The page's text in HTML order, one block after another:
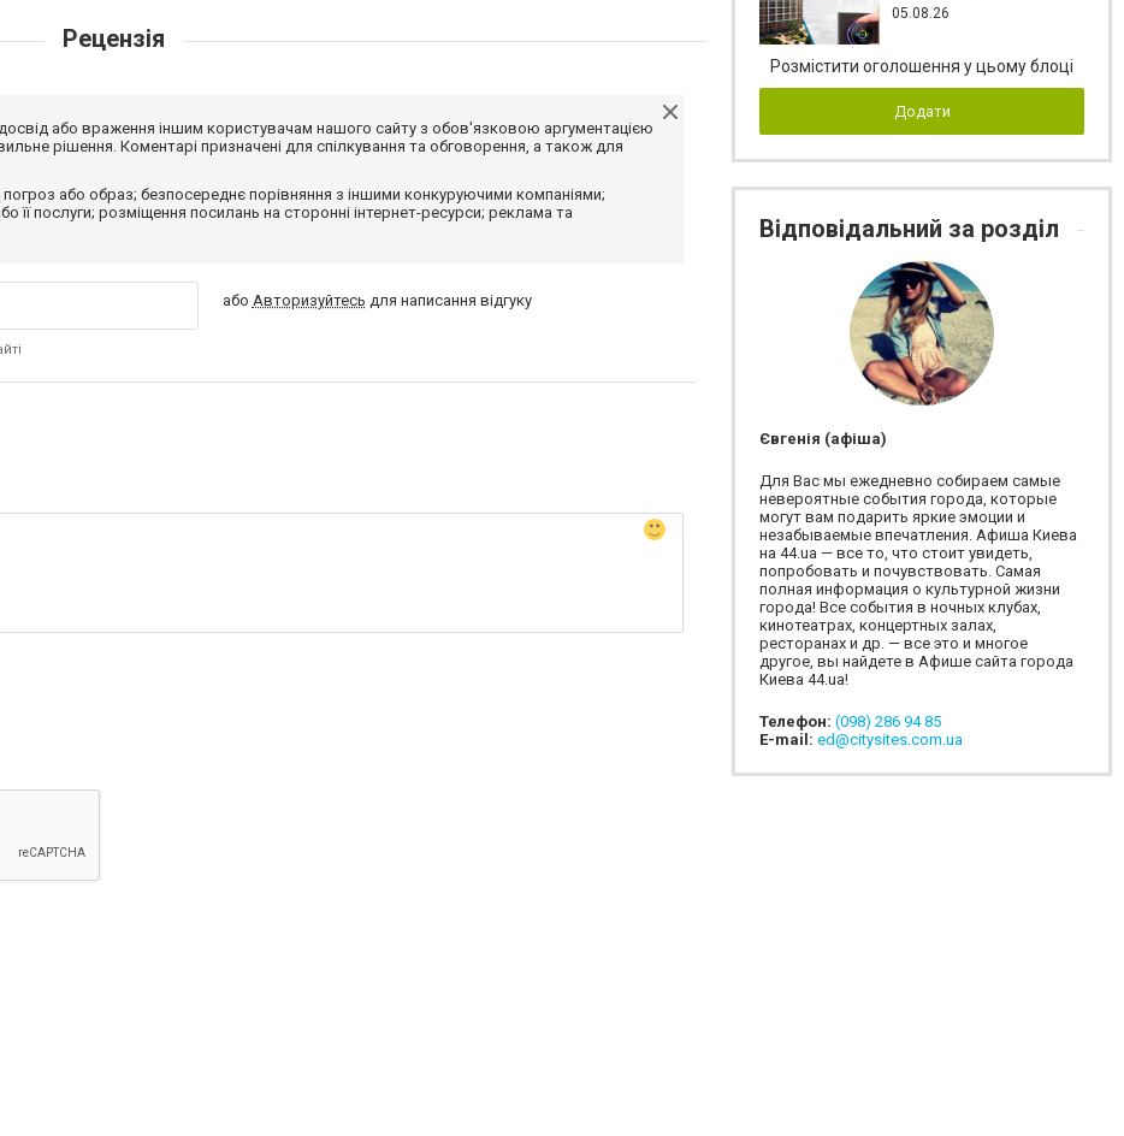
Рецензія
або враження іншим користувачам нашого сайту з обов'язковою аргументацією
рішення. Коментарі призначені для спілкування та обговорення, а також для
або образ; безпосереднє порівняння з іншими конкуруючими компаніями;
її послуги; розміщення посилань на сторонні інтернет-ресурси; реклама та
або Авторизуйтесь для написання відгуку
05.08.26
Розмістити оголошення у цьому блоці
Додати
Відповідальний за розділ
Євгенія (афіша)
Для Вас мы ежедневно собираем самые
невероятные события города, которые
могут вам подарить яркие эмоции и
незабываемые впечатления. Афиша Киева
на 44.ua — все то, что стоит увидеть,
попробовать и почувствовать. Самая
полная информация о культурной жизни
города! Все события в ночных клубах,
кинотеатрах, концертных залах,
ресторанах и др. — все это и многое
другое, вы найдете в Афише сайта города
Киева 44.ua!
Телефон: (098) 286 94 85
E-mail: ed@citysites.com.ua